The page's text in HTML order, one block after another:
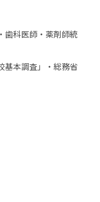
科医師・薬剤師統
基本調査」・総務省